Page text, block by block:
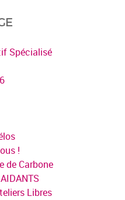
Spécialisé
!
de Carbone
Libres